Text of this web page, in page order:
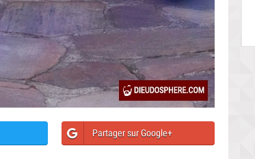
Partager sur Google+